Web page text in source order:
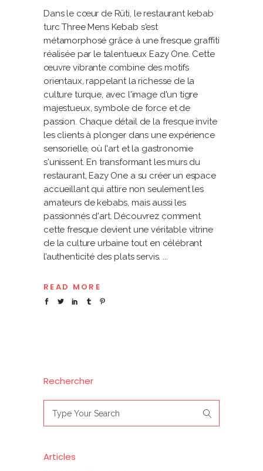
Dans le cœur de Rüti, le restaurant kebab
turc Three Mens Kebab s'est
métamorphosé grâce à une fresque graffiti
réalisée par le talentueux Eazy One. Cette
œuvre vibrante combine des motifs
orientaux, rappelant la richesse de la
culture turque, avec l'image d'un tigre
majestueux, symbole de force et de
passion. Chaque détail de la fresque invite
les clients à plonger dans une expérience
sensorielle, où l'art et la gastronomie
s'unissent. En transformant les murs du
restaurant, Eazy One a su créer un espace
accueillant qui attire non seulement les
amateurs de kebabs, mais aussi les
passionnés d'art. Découvrez comment
cette fresque devient une véritable vitrine
de la culture urbaine tout en célébrant
l’authenticité des plats servis.
READ MORE
Rechercher
for:
Articles